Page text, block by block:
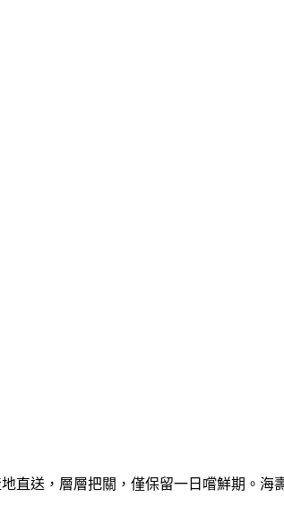
直送，層層把關，僅保留一日嚐鮮期。